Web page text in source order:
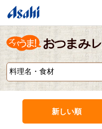
新しい順